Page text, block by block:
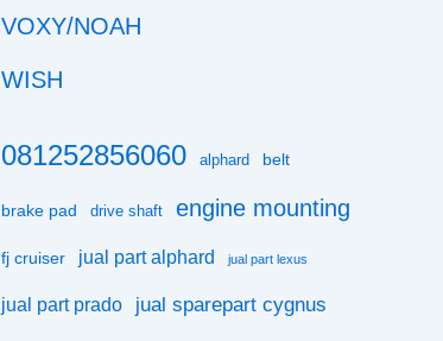
VOXY/NOAH
WISH
081252856060 alphard belt
brake pad drive shaft engine mounting
fj cruiser jual part alphard jual part lexus
jual part prado jual sparepart cygnus